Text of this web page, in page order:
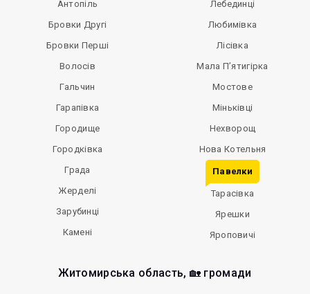
Антопіль
Бровки Другі
Бровки Перші
Волосів
Гальчин
Гарапівка
Городище
Городківка
Града
Жерделі
Зарубинці
Камені
Лебединці
Любимівка
Лісівка
Мала П’ятигірка
Мостове
Міньківці
Нехворощ
Нова Котельня
Павелки
Тарасівка
Ярешки
Яроповичі
Житомирська область, 🏡 громади